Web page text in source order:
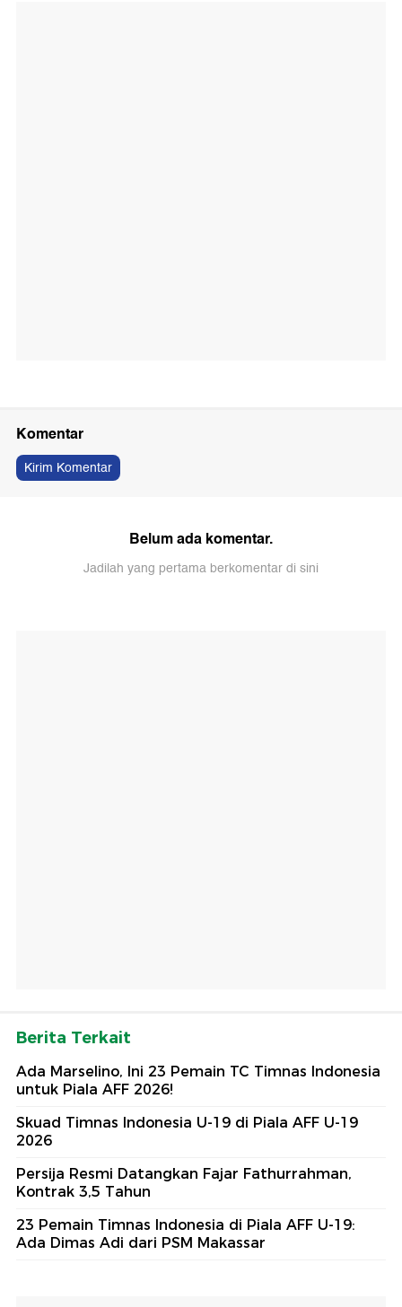
Komentar
Kirim Komentar
Belum ada komentar.
Jadilah yang pertama berkomentar di sini
Berita Terkait
Ada Marselino, Ini 23 Pemain TC Timnas Indonesia
untuk Piala AFF 2026!
Skuad Timnas Indonesia U-19 di Piala AFF U-19
2026
Persija Resmi Datangkan Fajar Fathurrahman,
Kontrak 3,5 Tahun
23 Pemain Timnas Indonesia di Piala AFF U-19:
Ada Dimas Adi dari PSM Makassar